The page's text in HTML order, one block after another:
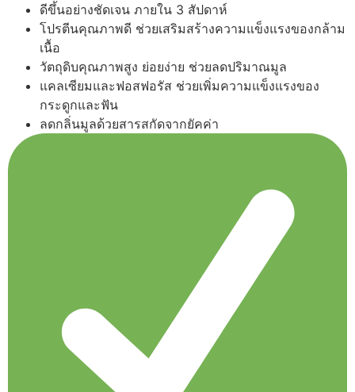
ดีขึ้นอย่างชัดเจน ภายใน 3 สัปดาห์
โปรตีนคุณภาพดี ช่วยเสริมสร้างความแข็งแรงของกล้าม
เนื้อ
วัตถุดิบคุณภาพสูง ย่อยง่าย ช่วยลดปริมาณมูล
แคลเซียมและฟอสฟอรัส ช่วยเพิ่มความแข็งแรงของ
กระดูกและฟัน
ลดกลิ่นมูลด้วยสารสกัดจากยัคค่า